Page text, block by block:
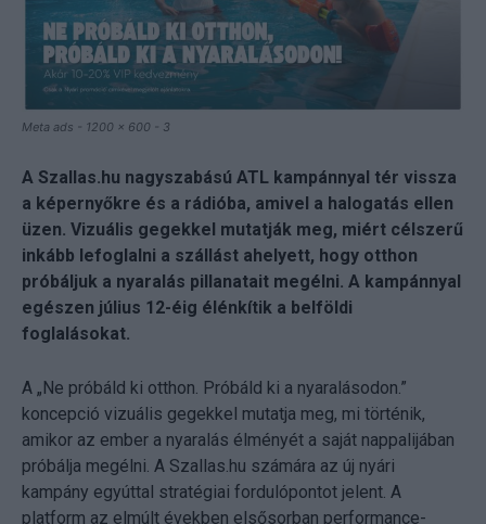
Meta ads - 1200 x 600 - 3
A Szallas.hu nagyszabású ATL kampánnyal tér vissza
a képernyőkre és a rádióba, amivel a halogatás ellen
üzen. Vizuális gegekkel mutatják meg, miért célszerű
inkább lefoglalni a szállást ahelyett, hogy otthon
próbáljuk a nyaralás pillanatait megélni. A kampánnyal
egészen július 12-éig élénkítik a belföldi
foglalásokat.
A „Ne próbáld ki otthon. Próbáld ki a nyaralásodon.”
koncepció vizuális gegekkel mutatja meg, mi történik,
amikor az ember a nyaralás élményét a saját nappalijában
próbálja megélni. A Szallas.hu számára az új nyári
kampány egyúttal stratégiai fordulópontot jelent. A
platform az elmúlt években elsősorban performance-